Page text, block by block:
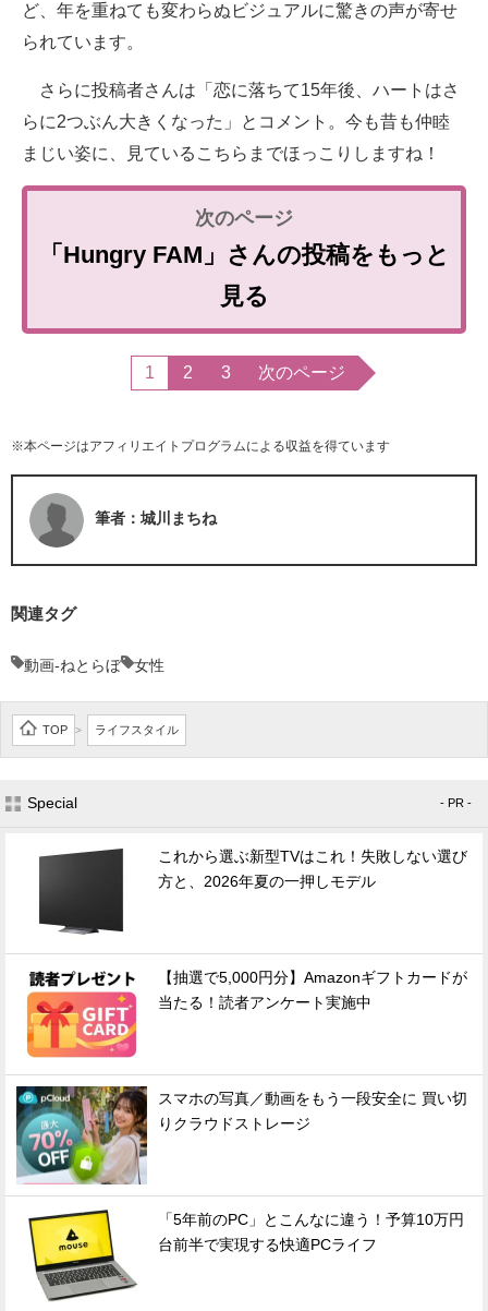
ど、年を重ねても変わらぬビジュアルに驚きの声が寄せ
られています。
さらに投稿者さんは「恋に落ちて15年後、ハートはさ
らに2つぶん大きくなった」とコメント。今も昔も仲睦
まじい姿に、見ているこちらまでほっこりしますね！
「Hungry FAM」さんの投稿をもっと
見る
1 2 3 次のページ
※本ページはアフィリエイトプログラムによる収益を得ています
筆者：城川まちね
関連タグ
動画-ねとらぼ 女性
TOP > ライフスタイル
Special - PR -
これから選ぶ新型TVはこれ！失敗しない選び
方と、2026年夏の一押しモデル
【抽選で5,000円分】Amazonギフトカードが
当たる！読者アンケート実施中
スマホの写真／動画をもう一段安全に 買い切
りクラウドストレージ
「5年前のPC」とこんなに違う！予算10万円
台前半で実現する快適PCライフ